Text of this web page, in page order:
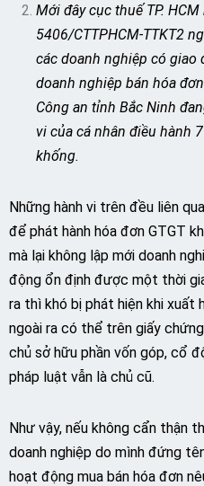
Mới đây cục thuế TP.
5406/CTTPHCM-TTKT2
các doanh nghiệp có giao
doanh nghiệp bán hóa
Công an tỉnh Bắc Ninh
vi của cá nhân điều hành
khống.
Những hành vi trên đều liên
để phát hành hóa đơn GTGT
mà lại không lập mới doanh
động ổn định được một thời
ra thì khó bị phát hiện khi xuất
ngoài ra có thể trên giấy
chủ sở hữu phần vốn góp, cổ
pháp luật vẫn là chủ cũ.
Như vậy, nếu không cẩn thận
doanh nghiệp do mình đứng
hoạt động mua bán hóa đơn